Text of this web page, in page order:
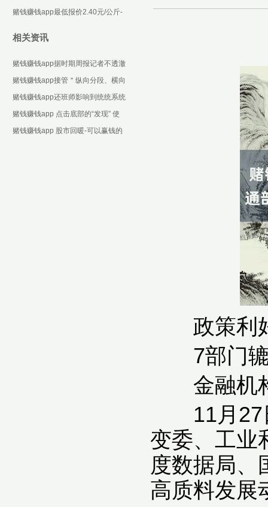
政策利好
7部门辘
金融机
11月27日
变委、工业
度数据局、
高质料发展
下载
总：汉王科技12月6日涨停收盘-可
赌钱赚钱app最低报价2.40元/公斤-
相关资讯
赌钱赚钱app据时期周报记者不透澈
统计-可以赢钱的游戏软件下载
赌钱赚钱app接管＂纵向分段、横向
分块＂的大块段架设样式-可以赢钱
的游戏软件下载
赌钱赚钱app还班师影响到统统系统
的安全性和为止-可以赢钱的游戏软
件下载
赌钱赚钱app 点击底部的“发现” 使
用“扫一扫” 即
赌钱赚钱app 股市回暖-可以赢钱的